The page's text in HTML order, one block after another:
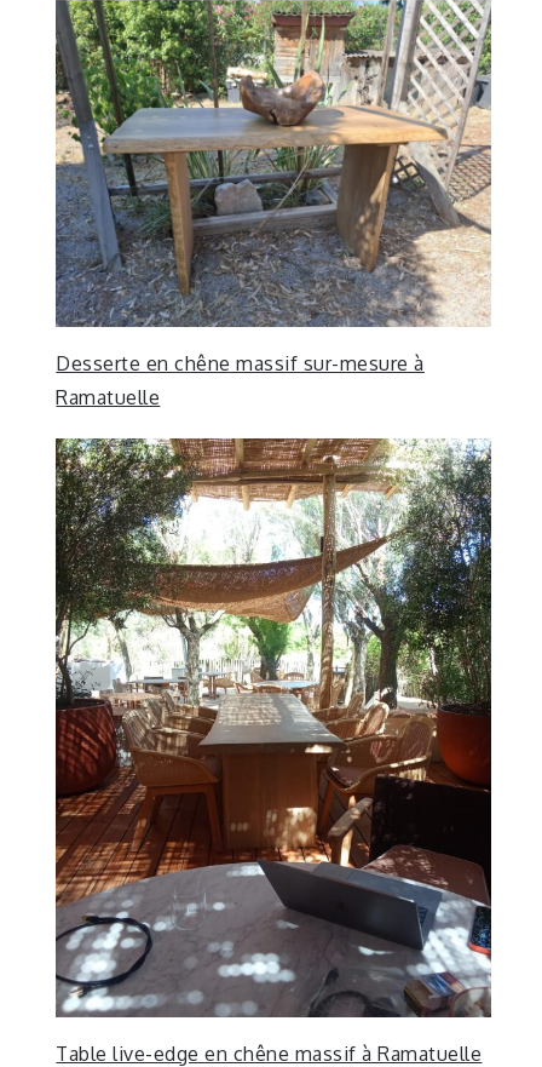
Desserte en chêne massif sur-mesure à
Ramatuelle
Table live-edge en chêne massif à Ramatuelle